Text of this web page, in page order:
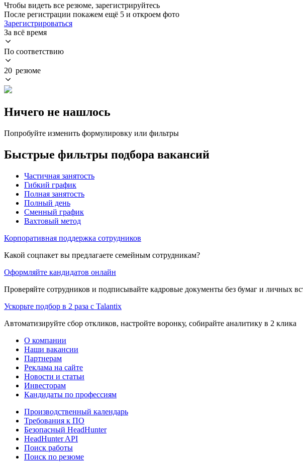
Чтобы видеть все резюме, зарегистрируйтесь
После регистрации покажем ещё 5 и откроем фото
Зарегистрироваться
За всё время
По соответствию
20 резюме
Ничего не нашлось
Попробуйте изменить формулировку или фильтры
Быстрые фильтры подбора вакансий
Частичная занятость
Гибкий график
Полная занятость
Полный день
Сменный график
Вахтовый метод
Корпоративная поддержка сотрудников
Какой соцпакет вы предлагаете семейным сотрудникам?
Оформляйте кандидатов онлайн
Проверяйте сотрудников и подписывайте кадровые документы без бумаг и личных
Ускорьте подбор в 2 раза с Talantix
Автоматизируйте сбор откликов, настройте воронку, собирайте аналитику в 2 клика
О компании
Наши вакансии
Партнерам
Реклама на сайте
Новости и статьи
Инвесторам
Кандидаты по профессиям
Производственный календарь
Требования к ПО
Безопасный HeadHunter
HeadHunter API
Поиск работы
Поиск по резюме